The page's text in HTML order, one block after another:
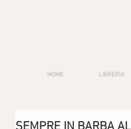
HOME LIBRERIA